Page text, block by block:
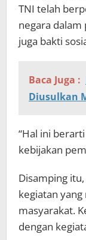
TNI telah
negara dalam
juga bakti
Baca Juga :
Diusulkan
“Hal ini
kebijakan
Disamping
kegiatan
masyarakat.
dengan